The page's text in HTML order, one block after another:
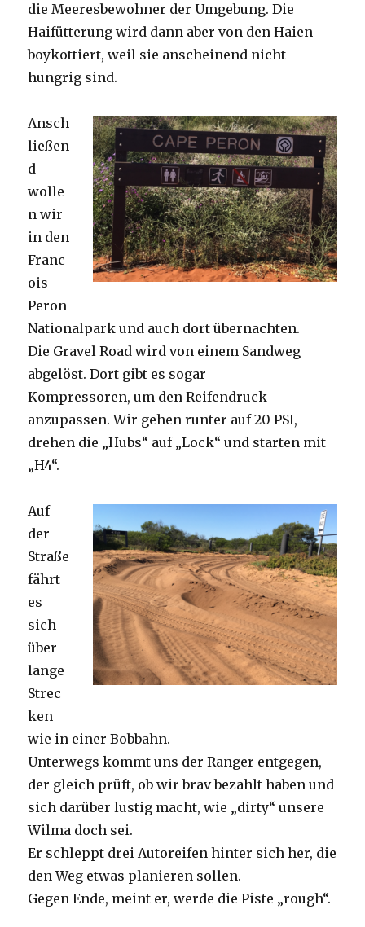
die Meeresbewohner der Umgebung. Die
Haifütterung wird dann aber von den Haien
boykottiert, weil sie anscheinend nicht
hungrig sind.
Ansch
ließen
d
wolle
n wir
in den
Franc
ois
Peron
Nationalpark und auch dort übernachten.
Die Gravel Road wird von einem Sandweg
abgelöst. Dort gibt es sogar
Kompressoren, um den Reifendruck
anzupassen. Wir gehen runter auf 20 PSI,
drehen die „Hubs“ auf „Lock“ und starten mit
„H4“.
Auf
der
Straße
fährt
es
sich
über
lange
Strec
ken
wie in einer Bobbahn.
Unterwegs kommt uns der Ranger entgegen,
der gleich prüft, ob wir brav bezahlt haben und
sich darüber lustig macht, wie „dirty“ unsere
Wilma doch sei.
Er schleppt drei Autoreifen hinter sich her, die
den Weg etwas planieren sollen.
Gegen Ende, meint er, werde die Piste „rough“.